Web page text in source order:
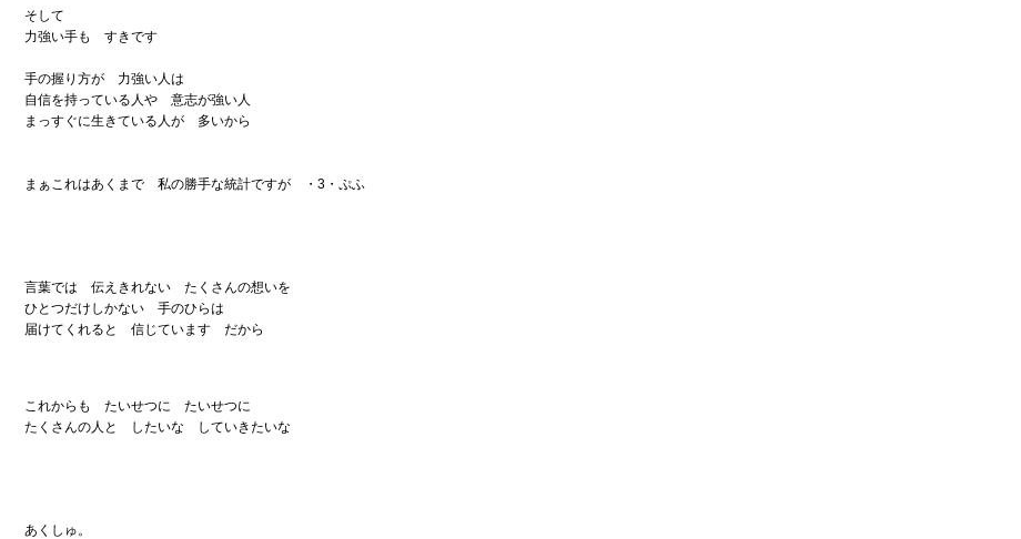
そして
力強い手も すきです
手の握り方が 力強い人は
自信を持っている人や 意志が強い人
まっすぐに生きている人が 多いから
まぁこれはあくまで 私の勝手な統計ですが ・3・ぷふ
言葉では 伝えきれない たくさんの想いを
ひとつだけしかない 手のひらは
届けてくれると 信じています だから
これからも たいせつに たいせつに
たくさんの人と したいな していきたいな
あくしゅ。